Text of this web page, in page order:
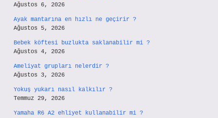
Ağustos 6, 2026
Ayak mantarına en hızlı ne geçirir ?
Ağustos 5, 2026
Bebek köftesi buzlukta saklanabilir mi ?
Ağustos 4, 2026
Ameliyat grupları nelerdir ?
Ağustos 3, 2026
Yokuş yukarı nasıl kalkılır ?
Temmuz 29, 2026
Yamaha R6 A2 ehliyet kullanabilir mi ?